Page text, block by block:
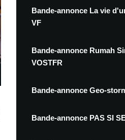
Bande-annonce La vie
VF
Bande-annonce Rumah
VOSTFR
Bande-annonce Geo-
Bande-annonce PAS SI